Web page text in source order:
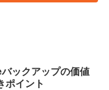
ックアップの価値
ポイント